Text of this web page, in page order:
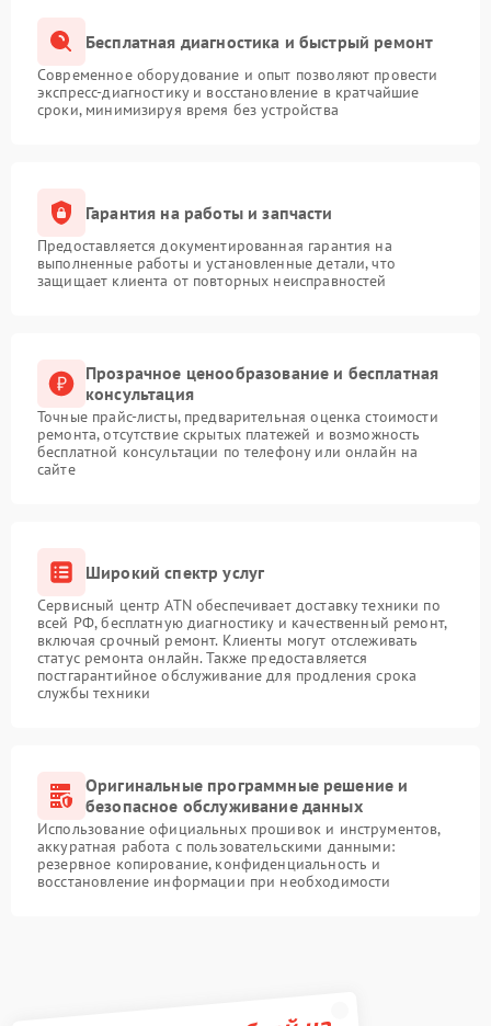
Бесплатная диагностика и быстрый ремонт
Современное оборудование и опыт позволяют провести
экспресс-диагностику и восстановление в кратчайшие
сроки, минимизируя время без устройства
Гарантия на работы и запчасти
Предоставляется документированная гарантия на
выполненные работы и установленные детали, что
защищает клиента от повторных неисправностей
Прозрачное ценообразование и бесплатная
консультация
Точные прайс-листы, предварительная оценка стоимости
ремонта, отсутствие скрытых платежей и возможность
бесплатной консультации по телефону или онлайн на
сайте
Широкий спектр услуг
Сервисный центр ATN обеспечивает доставку техники по
всей РФ, бесплатную диагностику и качественный ремонт,
включая срочный ремонт. Клиенты могут отслеживать
статус ремонта онлайн. Также предоставляется
постгарантийное обслуживание для продления срока
службы техники
Оригинальные программные решение и
безопасное обслуживание данных
Использование официальных прошивок и инструментов,
аккуратная работа с пользовательскими данными:
резервное копирование, конфиденциальность и
восстановление информации при необходимости